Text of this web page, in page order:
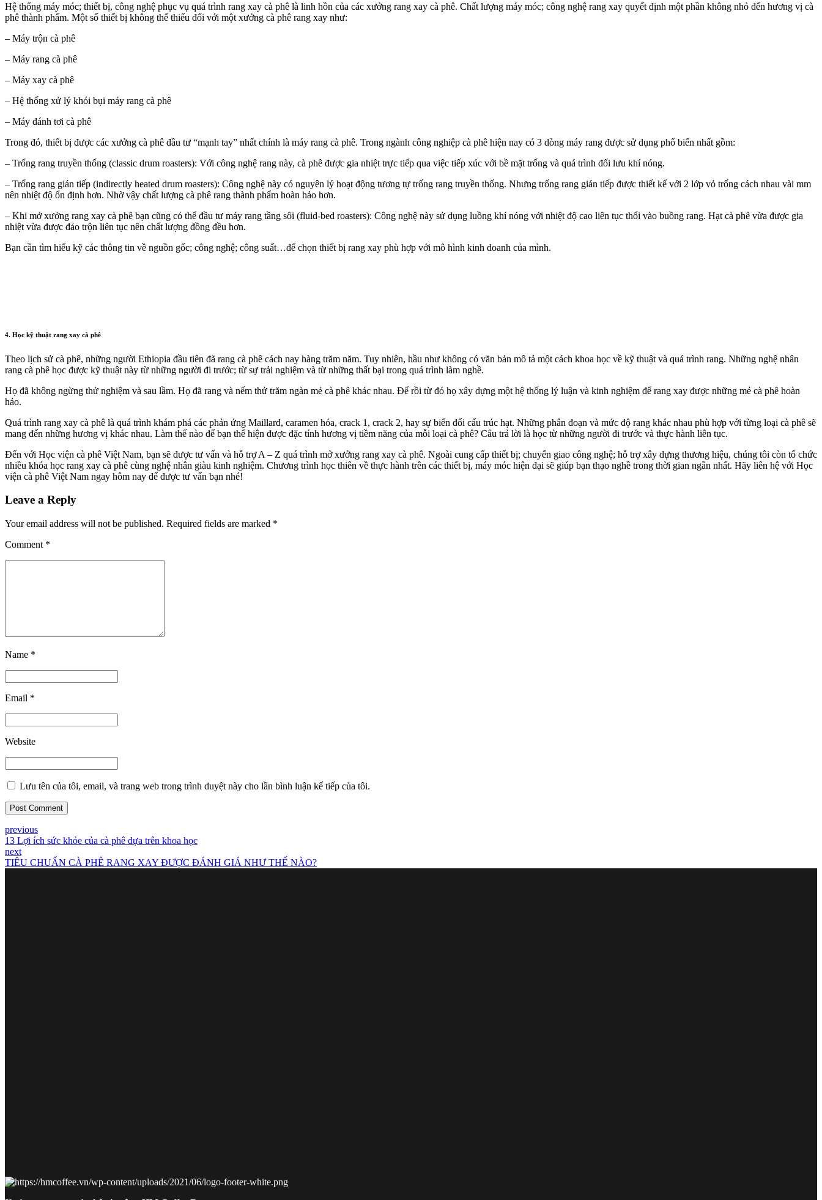
Hệ thống máy móc; thiết bị, công nghệ phục vụ quá trình rang xay cà phê là linh hồn của các xưởng rang xay cà phê. Chất lượng máy móc; công nghệ rang xay quyết định một phần không nhỏ đến hương vị cà
phê thành phẩm. Một số thiết bị không thể thiếu đối với một xưởng cà phê rang xay như:
– Máy trộn cà phê
– Máy rang cà phê
– Máy xay cà phê
– Hệ thống xử lý khói bụi máy rang cà phê
– Máy đánh tơi cà phê
Trong đó, thiết bị được các xưởng cà phê đầu tư “mạnh tay” nhất chính là máy rang cà phê. Trong ngành công nghiệp cà phê hiện nay có 3 dòng máy rang được sử dụng phổ biến nhất gồm:
– Trống rang truyền thống (classic drum roasters): Với công nghệ rang này, cà phê được gia nhiệt trực tiếp qua việc tiếp xúc với bề mặt trống và quá trình đối lưu khí nóng.
– Trống rang gián tiếp (indirectly heated drum roasters): Công nghệ này có nguyên lý hoạt động tương tự trống rang truyền thống. Nhưng trống rang gián tiếp được thiết kế với 2 lớp vỏ trống cách nhau vài mm
nên nhiệt độ ổn định hơn. Nhờ vậy chất lượng cà phê rang thành phẩm hoàn hảo hơn.
– Khi mở xưởng rang xay cà phê bạn cũng có thể đầu tư máy rang tầng sôi (fluid-bed roasters): Công nghệ này sử dụng luồng khí nóng với nhiệt độ cao liên tục thổi vào buồng rang. Hạt cà phê vừa được gia
nhiệt vừa được đảo trộn liên tục nên chất lượng đồng đều hơn.
Bạn cần tìm hiểu kỹ các thông tin về nguồn gốc; công nghệ; công suất…để chọn thiết bị rang xay phù hợp với mô hình kinh doanh của mình.
4. Học kỹ thuật rang xay cà phê
Theo lịch sử cà phê, những người Ethiopia đầu tiên đã rang cà phê cách nay hàng trăm năm. Tuy nhiên, hầu như không có văn bản mô tả một cách khoa học về kỹ thuật và quá trình rang. Những nghệ nhân
rang cà phê học được kỹ thuật này từ những người đi trước; từ sự trải nghiệm và từ những thất bại trong quá trình làm nghề.
Họ đã không ngừng thử nghiệm và sau lầm. Họ đã rang và nếm thử trăm ngàn mẻ cà phê khác nhau. Để rồi từ đó họ xây dựng một hệ thống lý luận và kinh nghiệm để rang xay được những mẻ cà phê hoàn
hảo.
Quá trình rang xay cà phê là quá trình khám phá các phản ứng Maillard, caramen hóa, crack 1, crack 2, hay sự biến đổi cấu trúc hạt. Những phân đoạn và mức độ rang khác nhau phù hợp với từng loại cà phê sẽ
mang đến những hương vị khác nhau. Làm thế nào để bạn thể hiện được đặc tính hương vị tiềm năng của mỗi loại cà phê? Câu trả lời là học từ những người đi trước và thực hành liên tục.
Đến với Học viện cà phê Việt Nam, bạn sẽ được tư vấn và hỗ trợ A – Z quá trình mở xưởng rang xay cà phê. Ngoài cung cấp thiết bị; chuyển giao công nghệ; hỗ trợ xây dựng thương hiệu, chúng tôi còn tổ chức
nhiều khóa học rang xay cà phê cùng nghệ nhân giàu kinh nghiệm. Chương trình học thiên về thực hành trên các thiết bị, máy móc hiện đại sẽ giúp bạn thạo nghề trong thời gian ngắn nhất. Hãy liên hệ với Học
viện cà phê Việt Nam ngay hôm nay để được tư vấn bạn nhé!
Leave a Reply
Your email address will not be published. Required fields are marked *
Comment *
Name *
Email *
Website
Lưu tên của tôi, email, và trang web trong trình duyệt này cho lần bình luận kế tiếp của tôi.
Post Comment
previous
13 Lợi ích sức khỏe của cà phê dựa trên khoa học
next
TIÊU CHUẨN CÀ PHÊ RANG XAY ĐƯỢC ĐÁNH GIÁ NHƯ THẾ NÀO?